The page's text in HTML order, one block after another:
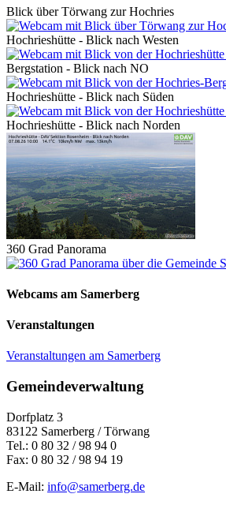
Blick über Törwang zur Hochries
Hochrieshütte - Blick nach Westen
Bergstation - Blick nach NO
Hochrieshütte - Blick nach Süden
Hochrieshütte - Blick nach Norden
360 Grad Panorama
Webcams am Samerberg
Veranstaltungen
Veranstaltungen am Samerberg
Gemeindeverwaltung
Dorfplatz 3
83122 Samerberg / Törwang
Tel.: 0 80 32 / 98 94 0
Fax: 0 80 32 / 98 94 19
E-Mail: info@samerberg.de